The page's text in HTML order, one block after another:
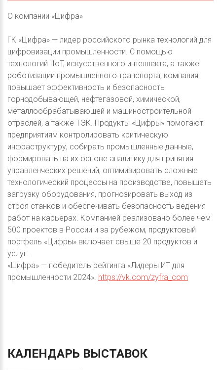
О компании «Цифра»
ГК «Цифра» — лидер российского рынка технологий для
цифровизации промышленности. С помощью
технологий IIoT, искусственного интеллекта, а также
роботизации промышленного транспорта, компания
повышает эффективность и безопасность
горнодобывающей, нефтегазовой, химической,
металлообрабатывающей и машиностроительной
отраслей, а также ТЭК. Продукты «Цифры» помогают
предприятиям контролировать критическую
инфраструктуру, собирать промышленные данные,
формировать на их основе аналитику для принятия
управленческих решений, оптимизировать сложные
технологический процессы на производстве, повышать
загрузку оборудования, прогнозировать выход из
строя станков и обеспечивать безопасность ведения
работ на карьерах. Компанией реализовано более чем
500 проектов в России и за рубежом, продуктовый
портфель «Цифры» включает свыше 20 продуктов и
услуг.
«Цифра» — победитель рейтинга «Лидеры ИТ для
промышленности 2024». https://vk.com/zyfra_com
КАЛЕНДАРЬ ВЫСТАВОК